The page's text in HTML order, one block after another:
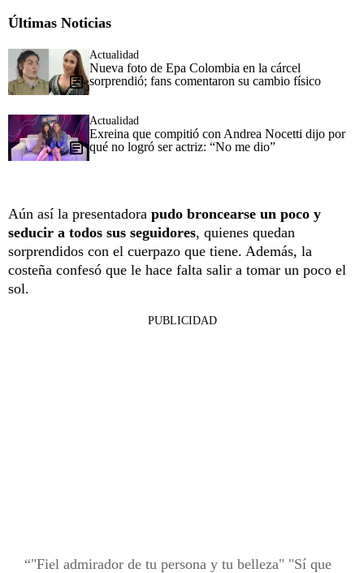
Últimas Noticias
Actualidad
Nueva foto de Epa Colombia en la cárcel
sorprendió; fans comentaron su cambio físico
Actualidad
Exreina que compitió con Andrea Nocetti dijo por
qué no logró ser actriz: “No me dio”
Aún así la presentadora pudo broncearse un poco y
seducir a todos sus seguidores, quienes quedan
sorprendidos con el cuerpazo que tiene. Además, la
costeña confesó que le hace falta salir a tomar un poco el
sol.
PUBLICIDAD
"Fiel admirador de tu persona y tu belleza" "Sí que